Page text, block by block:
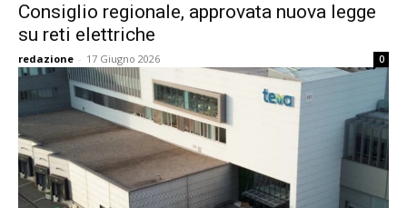
Consiglio regionale, approvata nuova legge
su reti elettriche
redazione - 17 Giugno 2026 0